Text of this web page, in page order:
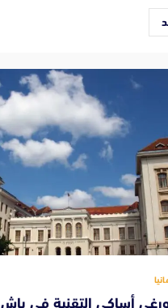
أساكي التقنية في ياش